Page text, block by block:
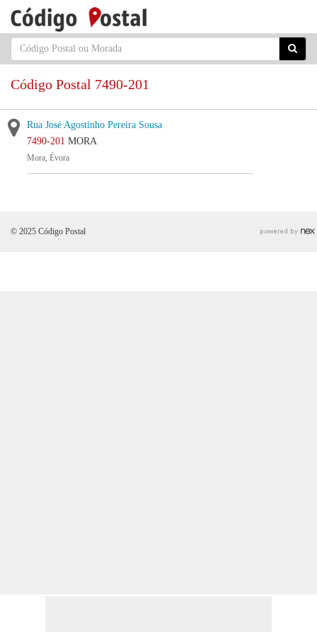
Código Postal 7490-201
Rua José Agostinho Pereira Sousa
7490-201 MORA
Mora, Évora
© 2025 Código Postal